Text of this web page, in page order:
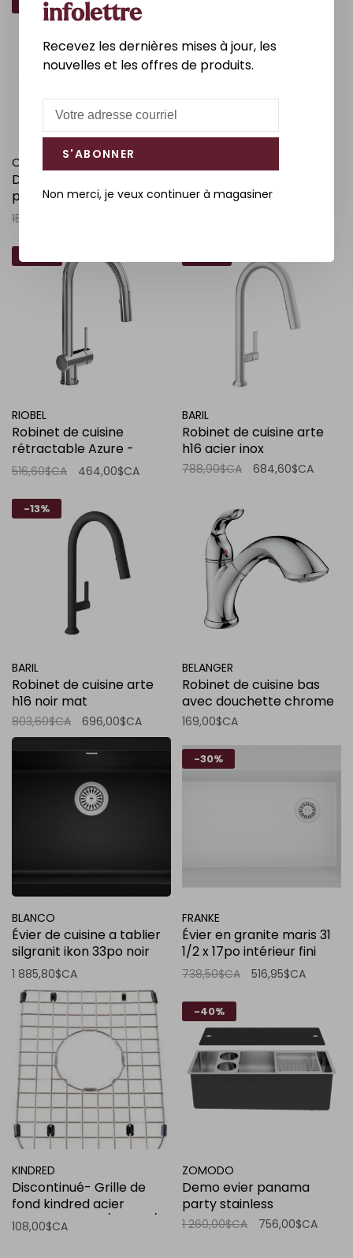
-60%
ORTECH
Discontinué - Évier sous-
plan simple 23-1/2 x 21 x 9
po inox
150,00$CA
rétractable Azure - Noir
RIOBEL
Robinet de cuisine
rétractable Azure -
Chrome
516,60$CA 464,00$CA
BARIL
Robinet de cuisine arte
h16 acier inox
788,90$CA 684,60$CA
-13%
BARIL
Robinet de cuisine arte
h16 noir mat
803,60$CA 696,00$CA
BELANGER
Robinet de cuisine bas
avec douchette chrome
169,00$CA
BLANCO
Évier de cuisine a tablier
silgranit ikon 33po noir
charbon
1 885,80$CA
-30%
FRANKE
Évier en granite maris 31
1/2 x 17po intérieur fini
blanc polaire
738,50$CA 516,95$CA
KINDRED
Discontinué- Grille de
fond kindred acier
inoxydable 14 3/4” x 9 1/2”
x 1”
108,00$CA
-40%
ZOMODO
Demo evier panama
party stainless
1 260,00$CA 756,00$CA
infolettre
Recevez les dernières mises à jour, les
nouvelles et les offres de produits.
S'ABONNER
Non merci, je veux continuer à magasiner